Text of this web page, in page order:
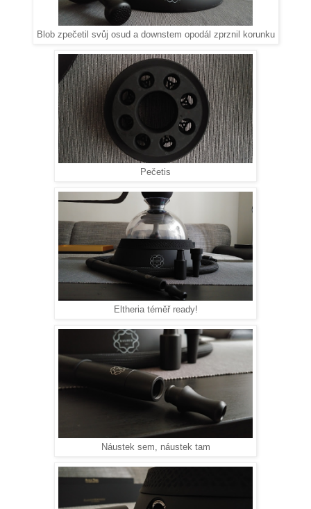
Blob zpečetil svůj osud a downstem opodál zprznil korunku
Pečetis
Eltheria téměř ready!
Náustek sem, náustek tam